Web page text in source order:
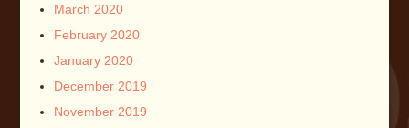
March 2020
February 2020
January 2020
December 2019
November 2019